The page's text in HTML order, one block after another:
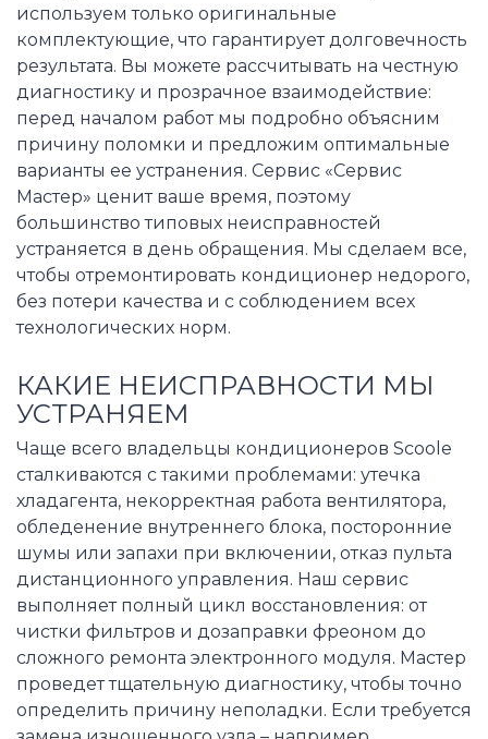
используем только оригинальные
комплектующие, что гарантирует долговечность
результата. Вы можете рассчитывать на честную
диагностику и прозрачное взаимодействие:
перед началом работ мы подробно объясним
причину поломки и предложим оптимальные
варианты ее устранения. Сервис «Сервис
Мастер» ценит ваше время, поэтому
большинство типовых неисправностей
устраняется в день обращения. Мы сделаем все,
чтобы отремонтировать кондиционер недорого,
без потери качества и с соблюдением всех
технологических норм.
КАКИЕ НЕИСПРАВНОСТИ МЫ
УСТРАНЯЕМ
Чаще всего владельцы кондиционеров Scoole
сталкиваются с такими проблемами: утечка
хладагента, некорректная работа вентилятора,
обледенение внутреннего блока, посторонние
шумы или запахи при включении, отказ пульта
дистанционного управления. Наш сервис
выполняет полный цикл восстановления: от
чистки фильтров и дозаправки фреоном до
сложного ремонта электронного модуля. Мастер
проведет тщательную диагностику, чтобы точно
определить причину неполадки. Если требуется